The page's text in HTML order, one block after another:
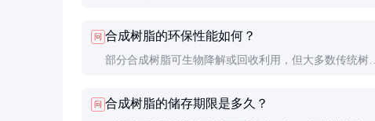
较大，且来源有限。
问 合成树脂的环保性能如何？
部分合成树脂可生物降解或回收利用，但大多数传统树
著进展，环保性能不断提升。
问 合成树脂的储存期限是多久？